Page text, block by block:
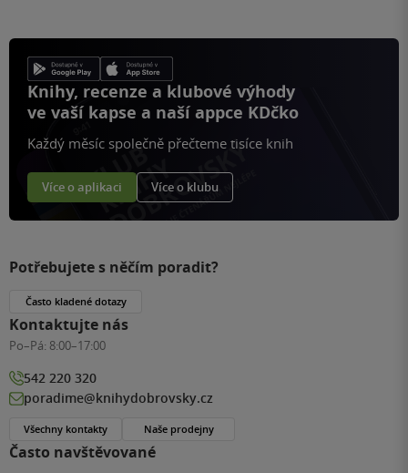
Knihy, recenze a klubové výhody
ve vaší kapse a naší appce KDčko
Každý měsíc společně přečteme tisíce knih
Více o aplikaci Více o klubu
Často navštěvované
Potřebujete s něčím poradit?
Často kladené dotazy
Kontaktujte nás
Po–Pá: 8:00–17:00
542 220 320
poradime@knihydobrovsky.cz
Všechny kontakty Naše prodejny